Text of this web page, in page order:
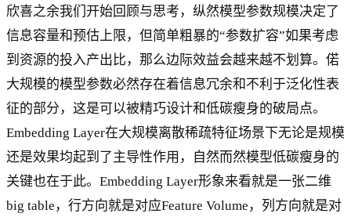
欣喜之余我们开始回顾与思考，纵然模型参数规模决定了
信息容量和预估上限，但简单粗暴的“参数扩容”如果考虑
到资源的投入产出比，那么边际效益会越来越不划算。偌
大规模的模型参数必然存在着信息冗余和不利于泛化性表
征的部分，这是可以被精巧设计和低碳瘦身的破局点。
Embedding Layer在大规模离散稀疏特征场景下无论是规模
还是效果均起到了主导性作用，自然而然模型低碳瘦身的
关键也在于此。Embedding Layer形象来看就是一张二维
big table，行方向就是对应Feature Volume，列方向就是对